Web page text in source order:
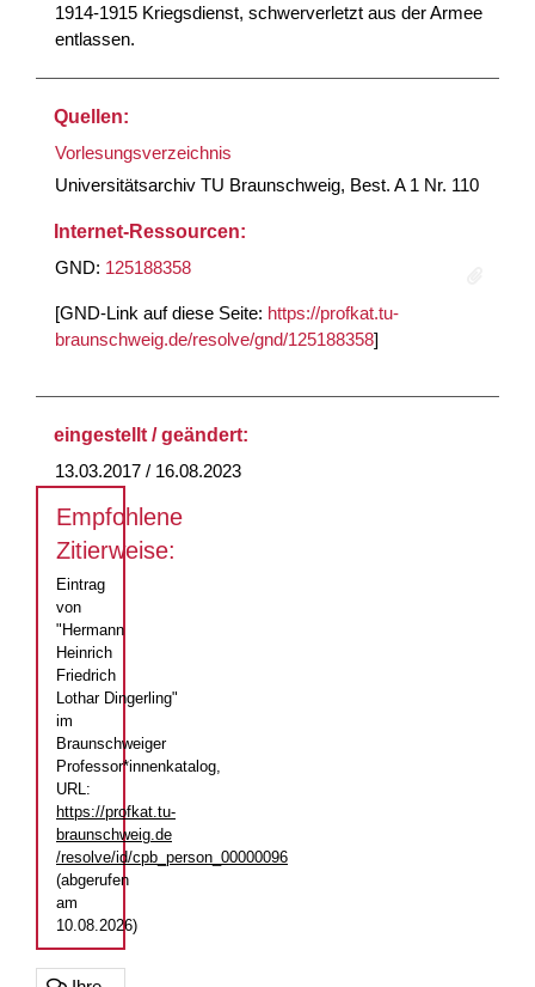
1914-1915 Kriegsdienst, schwerverletzt aus der Armee
entlassen.
Quellen:
Vorlesungsverzeichnis
Universitätsarchiv TU Braunschweig, Best. A 1 Nr. 110
Internet-Ressourcen:
GND: 125188358
[GND-Link auf diese Seite: https://profkat.tu-
braunschweig.de/resolve/gnd/125188358]
eingestellt / geändert:
13.03.2017 / 16.08.2023
Empfohlene
Zitierweise:
Eintrag
von
"Hermann
Heinrich
Friedrich
Lothar Dingerling"
im
Braunschweiger
Professor*innenkatalog,
URL:
https://profkat.tu-
braunschweig.de
/resolve/id/cpb_person_00000096
(abgerufen
am
10.08.2026)